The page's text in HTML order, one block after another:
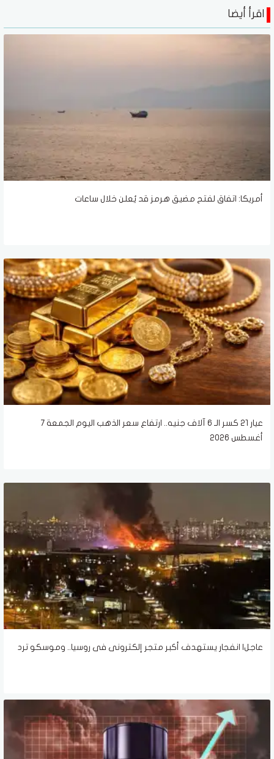
اقرأ أيضا
أمريكا: اتفاق لفتح مضيق هرمز قد يُعلن خلال ساعات
عيار 21 كسر الـ 6 آلاف جنيه.. ارتفاع سعر الذهب اليوم الجمعة 7
أغسطس 2026
عاجل| انفجار يستهدف أكبر متجر إلكترونى فى روسيا.. وموسكو ترد